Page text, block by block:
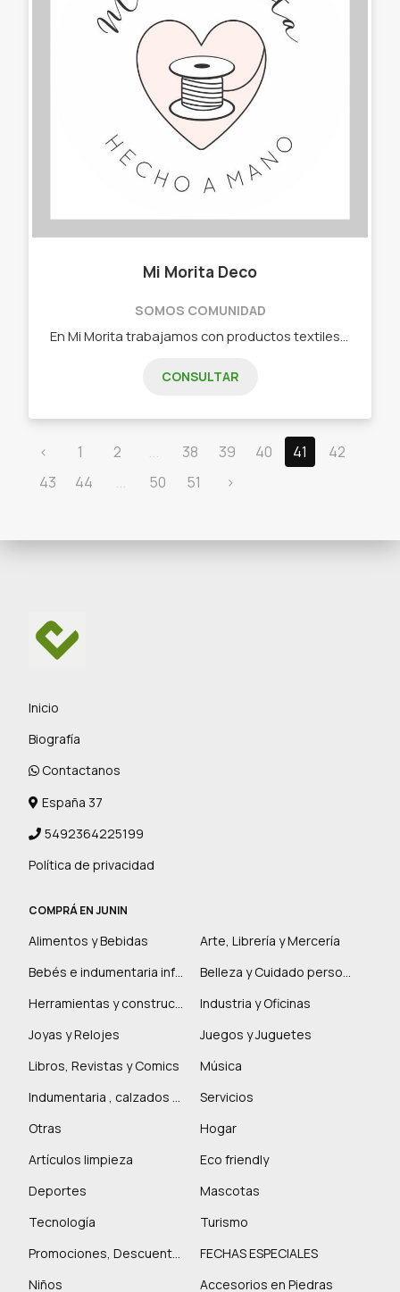
Mi Morita Deco
SOMOS COMUNIDAD
CONSULTAR
‹ 1 2 ... 38 39 40 41
42
43
44 ... 50 51 ›
Inicio
Biografía
Contactanos
España 37
5492364225199
Política de privacidad
COMPRÁ EN JUNIN
Alimentos y Bebidas
Arte, Librería y Mercería
Bebés e indumentaria infantil
Belleza y Cuidado personal
Herramientas y construcción
Industria y Oficinas
Joyas y Relojes
Juegos y Juguetes
Libros, Revistas y Comics
Música
Indumentaria , calzados y marroquinería
Servicios
Otras
Hogar
Artículos limpieza
Eco friendly
Deportes
Mascotas
Tecnología
Turismo
Promociones, Descuentos y más
FECHAS ESPECIALES
Niños
Accesorios en Piedras